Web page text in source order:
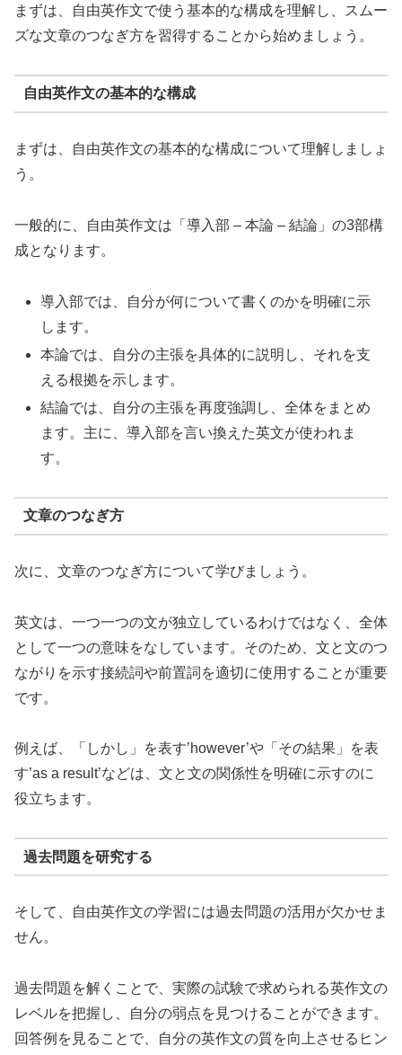
まずは、自由英作文で使う基本的な構成を理解し、スムー
ズな文章のつなぎ方を習得することから始めましょう。
自由英作文の基本的な構成
まずは、自由英作文の基本的な構成について理解しましょ
う。
一般的に、自由英作文は「導入部 – 本論 – 結論」の3部構
成となります。
導入部では、自分が何について書くのかを明確に示
します。
本論では、自分の主張を具体的に説明し、それを支
える根拠を示します。
結論では、自分の主張を再度強調し、全体をまとめ
ます。主に、導入部を言い換えた英文が使われま
す。
文章のつなぎ方
次に、文章のつなぎ方について学びましょう。
英文は、一つ一つの文が独立しているわけではなく、全体
として一つの意味をなしています。そのため、文と文のつ
ながりを示す接続詞や前置詞を適切に使用することが重要
です。
例えば、「しかし」を表す’however’や「その結果」を表
す’as a result’などは、文と文の関係性を明確に示すのに
役立ちます。
過去問題を研究する
そして、自由英作文の学習には過去問題の活用が欠かせま
せん。
過去問題を解くことで、実際の試験で求められる英作文の
レベルを把握し、自分の弱点を見つけることができます。
回答例を見ることで、自分の英作文の質を向上させるヒン